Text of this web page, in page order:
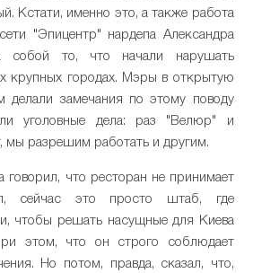
Кстати, именно это, а также работа
"Эпицентр" нардепа Александра
собой то, что начали нарушать
крупных городах. Мэры в открытую
делали замечания по этому поводу
уголовные дела: раз "Велюр" и
мы разрешим работать и другим.
говорил, что ресторан не принимает
сейчас это просто штаб, где
чтобы решать насущные для Киева
этом, что он строго соблюдает
Но потом, правда, сказал, что,